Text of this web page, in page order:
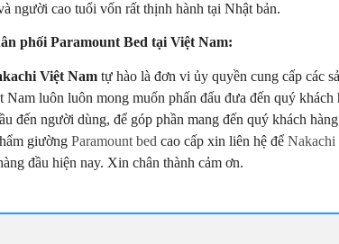
người cao tuổi vốn rất thịnh hành tại Nhật bản.
phối Paramount Bed tại Việt Nam:
Việt Nam tự hào là đơn vi ủy quyền cung cấp các
Nam luôn luôn mong muốn phấn đấu đưa đến quý
đến người dùng, để góp phần mang đến quý khách
giườngParamount bed cao cấp xin liên hệ đểNakachi
đầu hiện nay. Xin chân thành cảm ơn.